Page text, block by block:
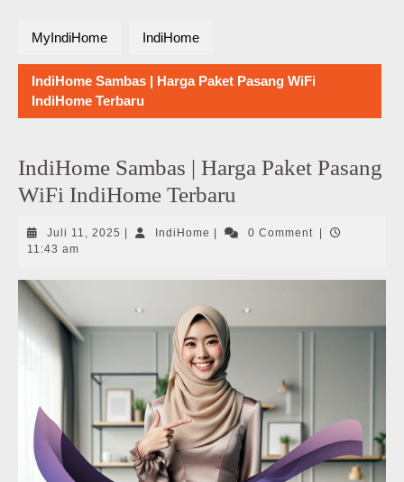
MyIndiHome IndiHome
IndiHome Sambas | Harga Paket Pasang WiFi
IndiHome Terbaru
IndiHome Sambas | Harga Paket Pasang
WiFi IndiHome Terbaru
Juli 11, 2025 Juli
IndiHome IndiHome0 Comment
11:43 am